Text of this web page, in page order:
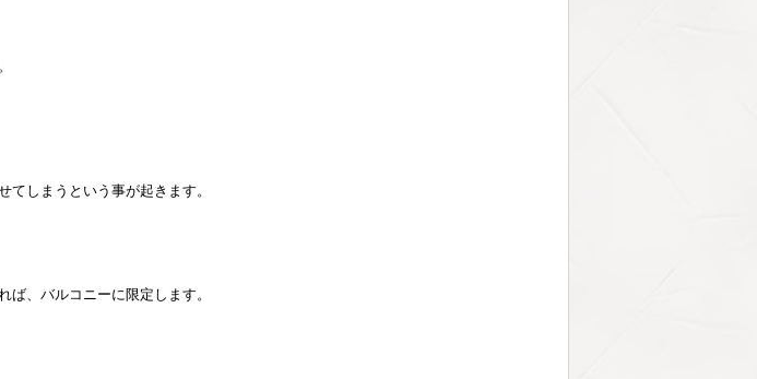
しまうという事が起きます。
、バルコニーに限定します。